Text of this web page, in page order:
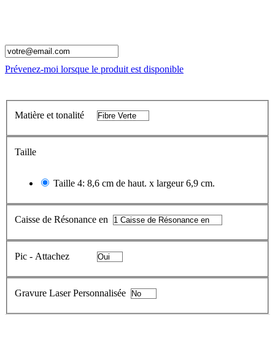
Prévenez-moi lorsque le produit est disponible
Matière et tonalité
Taille
Taille 4: 8,6 cm de haut. x largeur 6,9 cm.
Caisse de Résonance en
Pic - Attachez
Gravure Laser Personnalisée